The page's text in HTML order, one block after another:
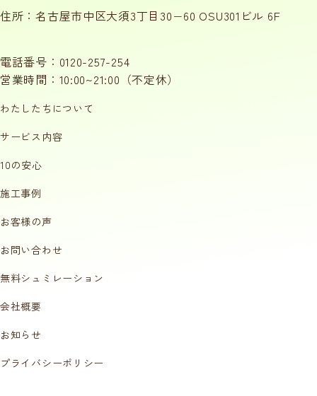
住所：名古屋市中区大須3丁目30−60 OSU301ビル 6F
電話番号： 0120-257-254
営業時間：10:00~21:00（不定休）
わたしたちについて
サービス内容
10の安心
施工事例
お客様の声
お問い合わせ
無料シュミレーション
会社概要
お知らせ
プライバシーポリシー